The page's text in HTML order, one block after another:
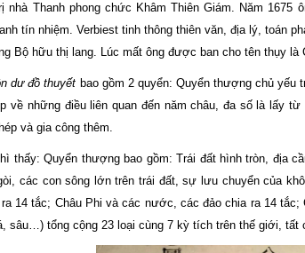
nhà Thanh phong chức Khâm Thiên Giám. Năm
tín nhiệm. Verbiest tinh thông thiên văn, địa lý, toán
Bộ hữu thị lang. Lúc mất ông được ban cho tên thụy là
dư đồ thuyết bao gồm 2 quyển: Quyển thượng chủ
về những điều liên quan đến năm châu, đa số là lấy từ
và gia công thêm.
thấy: Quyển thượng bao gồm: Trái đất hình tròn, địa
các con sông lớn trên trái đất, sự lưu chuyển của
14 tắc; Châu Phi và các nước, các đảo chia ra 14
sâu…) tổng cộng 23 loại cùng 7 kỳ tích trên thế giới, tất